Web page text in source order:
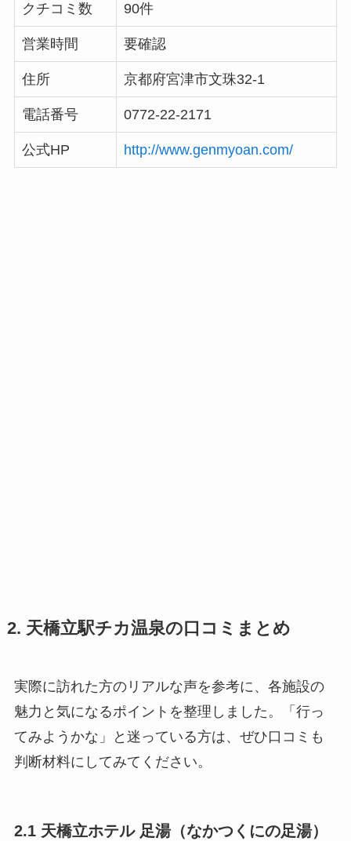
クチコミ数 90件
営業時間 要確認
住所 京都府宮津市文珠32-1
電話番号 0772-22-2171
公式HP http://www.genmyoan.com/
2. 天橋立駅チカ温泉の口コミまとめ
実際に訪れた方のリアルな声を参考に、各施設の
魅力と気になるポイントを整理しました。「行っ
てみようかな」と迷っている方は、ぜひ口コミも
判断材料にしてみてください。
2.1 天橋立ホテル 足湯（なかつくにの足湯）